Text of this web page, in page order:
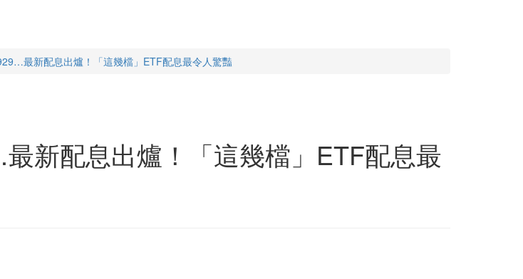
最新配息出爐！「這幾檔」ETF配息最令人驚豔
新配息出爐！「這幾檔」ETF配息最